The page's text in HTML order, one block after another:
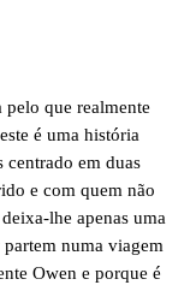
que realmente
é uma história
centrado em duas
e com quem não
lhe apenas uma
numa viagem
Owen e porque é